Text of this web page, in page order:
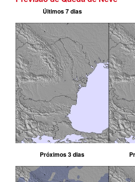
Últimos 7 dias
Próximos 3 dias